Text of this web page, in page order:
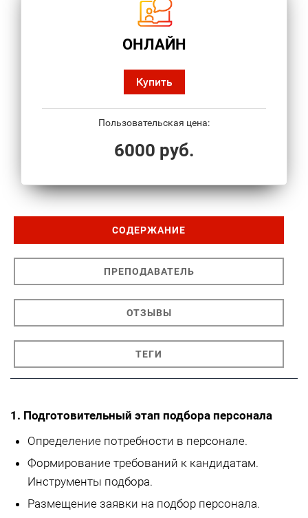
ОНЛАЙН
Купить
Пользовательская цена:
6000 руб.
СОДЕРЖАНИЕ
ПРЕПОДАВАТЕЛЬ
ОТЗЫВЫ
ТЕГИ
1. Подготовительный этап подбора персонала
Определение потребности в персонале.
Формирование требований к кандидатам.
Инструменты подбора.
Размещение заявки на подбор персонала.